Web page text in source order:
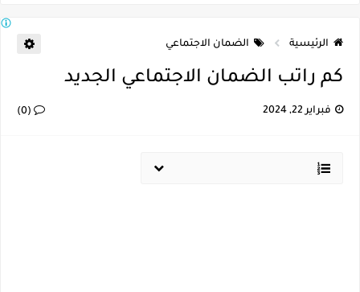
الرئيسية الضمان الاجتماعي
كم راتب الضمان الاجتماعي الجديد
فبراير 22, 2024 (0)